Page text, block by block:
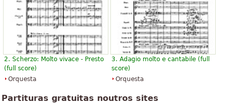
2. Scherzo: Molto vivace - Presto
(full score)
Orquesta
3. Adagio molto e cantabile (full
score)
Orquesta
Partituras gratuitas noutros sites